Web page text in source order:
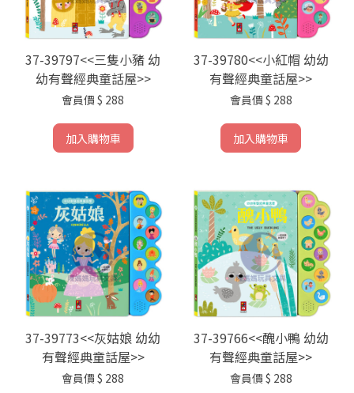
37-39797<<三隻小豬 幼
幼有聲經典童話屋>>
會員價 $ 288
加入購物車
37-39780<<小紅帽 幼幼
有聲經典童話屋>>
會員價 $ 288
加入購物車
37-39773<<灰姑娘 幼幼
有聲經典童話屋>>
會員價 $ 288
37-39766<<醜小鴨 幼幼
有聲經典童話屋>>
會員價 $ 288